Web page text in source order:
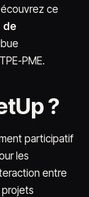
ce
de
PME.
?
participatif
les
entre